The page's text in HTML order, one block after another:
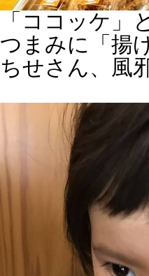
「ココッケ」
つまみに「揚
ちせさん、風